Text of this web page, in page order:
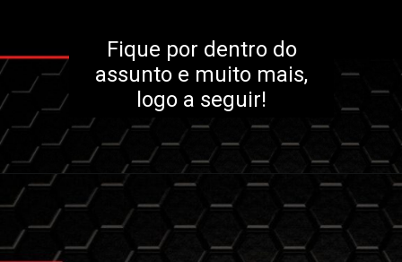
Fique por dentro do
assunto e muito mais,
logo a seguir!